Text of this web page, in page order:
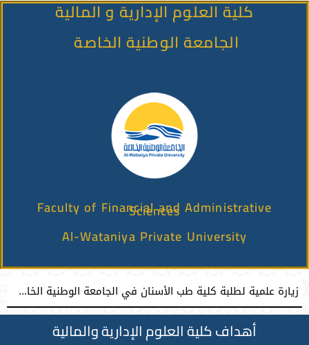
كلية العلوم الإدارية و المالية
الجامعة الوطنية الخاصة
Faculty of Financial and Administrative
Sciences
Al-Wataniya Private University
زيارة علمية لطلبة كلية طب الأسنان في الجامعة الوطنية الخاصة إلى كلية طب الأسنان بجامعة دمشق
أهداف كلية العلوم الإدارية والمالية